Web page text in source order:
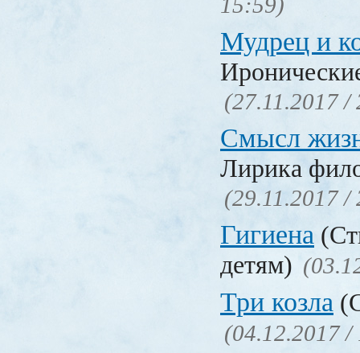
Мудрец и
(27.11.2017 /
Смысл
Лирика
(29.11.2017 /
Гигиена
детям)
Три козла
(04.12.2017 /